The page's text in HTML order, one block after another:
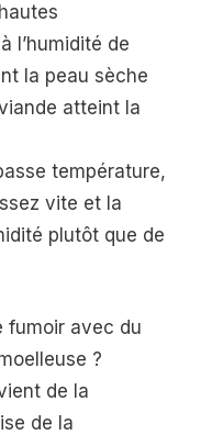
l’humidité de
la peau sèche
atteint la
température,
vite et la
plutôt que de
fumoir avec du
?
de la
de la